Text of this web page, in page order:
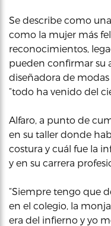
Se describe como
como la mujer más
reconocimientos,
pueden confirmar su
diseñadora de modas
“todo ha venido del
Alfaro, a punto de
en su taller donde
costura y cuál fue la
y en su carrera
“Siempre tengo que
en el colegio, la
era del infierno y yo